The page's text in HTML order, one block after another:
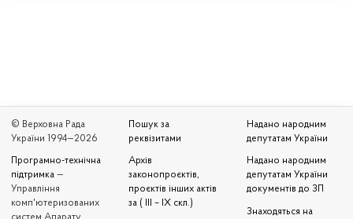
© Верховна Рада
України 1994—2026
Програмно-технічна
підтримка —
Управління
комп'ютеризованих
Пошук за
реквізитами
Архів
законопроєктів,
проєктів інших актів
за ( III – IX скл.)
Надано народним
депутатам України
Надано народним
депутатам України
документів до ЗП
Знаходяться на